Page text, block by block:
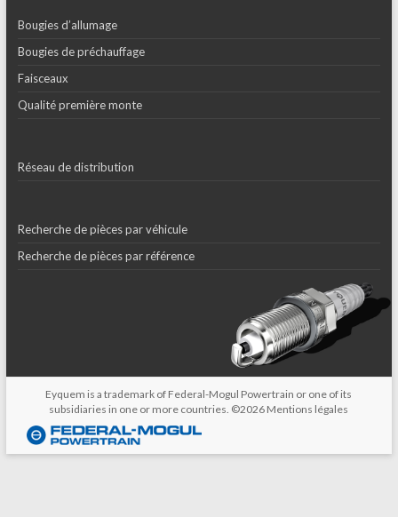
Bougies d’allumage
Bougies de préchauffage
Faisceaux
Qualité première monte
Réseau de distribution
Recherche de pièces par véhicule
Recherche de pièces par référence
Eyquem is a trademark of Federal-Mogul Powertrain or one of its
subsidiaries in one or more countries. ©2026 Mentions légales